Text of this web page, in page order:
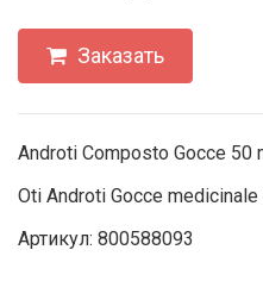
Заказать
Androti Composto Gocce 50
Oti Androti Gocce
Артикул: 800588093